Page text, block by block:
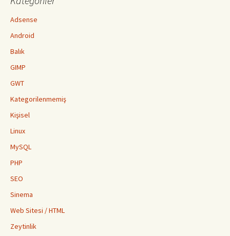
Adsense
Android
Balık
GIMP
GWT
Kategorilenmemiş
Kişisel
Linux
MySQL
PHP
SEO
Sinema
Web Sitesi / HTML
Zeytinlik